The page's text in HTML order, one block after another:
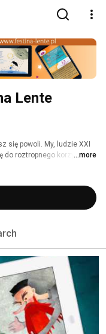
Lente
się powoli. My, ludzie XXI
do roztropnego korzystania
...more